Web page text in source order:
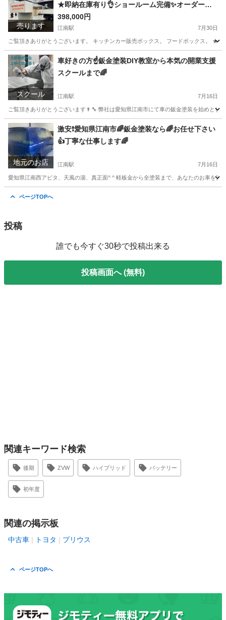
売ります
★即納在庫有り👌ショールーム完備✨オーダー最
短5日で完成🌈開業支援します🌈
398,000円
江南駅 7月30日
ご覧頂きありがとうございます。 キッチンカー販売ボックス。 フードボックス。 ★
愛知 江南市 江南駅 その他 キッチンカー
スクール
車好きの方☝️鈑金塗装DIY教室から本気の開業支援
スクールまで🌈
江南駅 7月16日
ご覧頂きありがとうございます👨‍🔧 弊社は愛知県江南市にて車の鈑金塗装を始めと
愛知 江南市 江南駅 その他 DIY
地元のお店
激安❗️愛知県江南市🌈鈑金塗装なら🌈お任せ下さい
👍丁寧な仕事します🌈
江南駅 7月16日
愛知県江南西アピタ、天風の湯、真正面^ ^ 軽板金から全塗装まで、あなたのお車を
ページTOPへ
投稿
誰でも今すぐ30秒で投稿出来る
投稿画面へ (無料)
関連キーワード検索
後期 ZVW ハイブリッド バッテリー
初年度
関連の掲示板
中古車 トヨタ プリウス
ページTOPへ